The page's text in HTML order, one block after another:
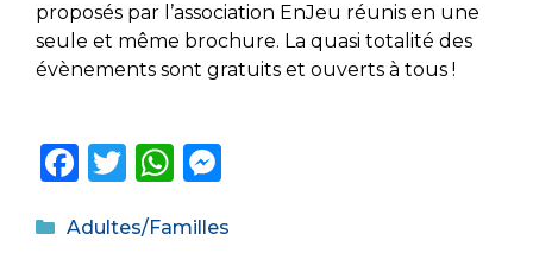
proposés par l’association EnJeu réunis en une
seule et même brochure. La quasi totalité des
évènements sont gratuits et ouverts à tous !
F
c
T
it
W
a ss
Catégories
Adultes/Familles